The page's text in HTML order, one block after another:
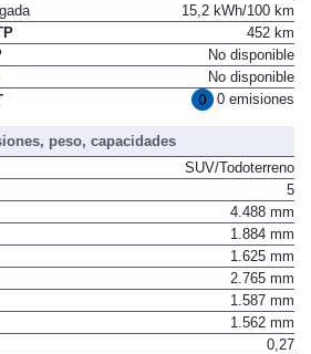
15,2 kWh/100 km
452 km
No disponible
No disponible
0 emisiones
peso, capacidades
SUV/Todoterreno
5
4.488 mm
1.884 mm
1.625 mm
2.765 mm
1.587 mm
1.562 mm
0,27